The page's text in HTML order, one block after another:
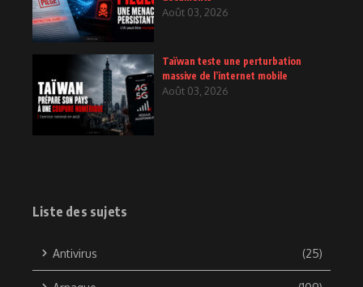
Août 03, 2026
Taïwan teste une perturbation
massive de l’internet mobile
Août 03, 2026
Liste des sujets
Antivirus (25)